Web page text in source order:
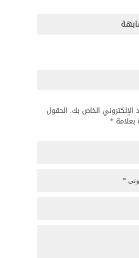
الإلكتروني الخاص بك. الحقول
*